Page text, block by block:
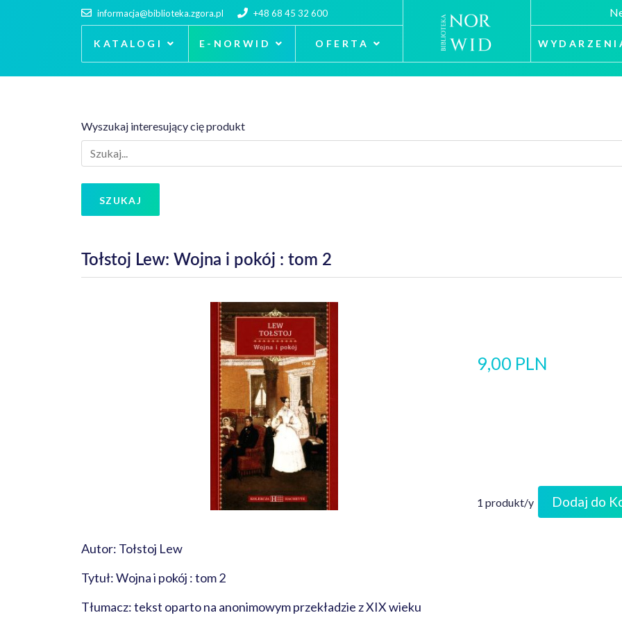
informacja@biblioteka.zgora.pl +48 68 45 32 600
KATALOGI E-NORWID OFERTA
Wyszukaj interesujący cię produkt
SZUKAJ
Tołstoj Lew: Wojna i pokój : tom 2
9,00 PLN
1 produkt/y Dodaj do
Autor: Tołstoj Lew
Tytuł: Wojna i pokój : tom 2
Tłumacz: tekst oparto na anonimowym przekładzie z XIX wieku